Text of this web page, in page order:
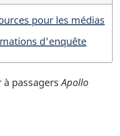
pour les médias
d'enquête
à passagersApollo